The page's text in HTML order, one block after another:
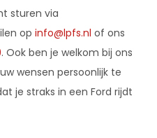
sturen via
op info@lpfs.nl of ons
. Ook ben je welkom bij ons
wensen persoonlijk te
je straks in een Ford rijdt